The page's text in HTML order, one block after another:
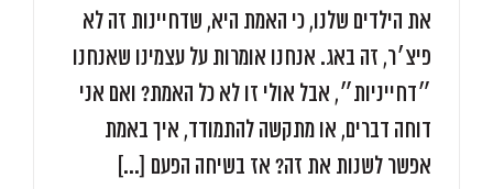
את הילדים שלנו, כי האמת היא, שדחיינות זה לא
פיצ׳ר, זה באג. אנחנו אומרות על עצמינו שאנחנו
״דחייניות״, אבל אולי זו לא כל האמת? ואם אני
דוחה דברים, או מתקשה להתמודד, איך באמת
אפשר לשנות את זה? אז בשיחה הפעם [...]